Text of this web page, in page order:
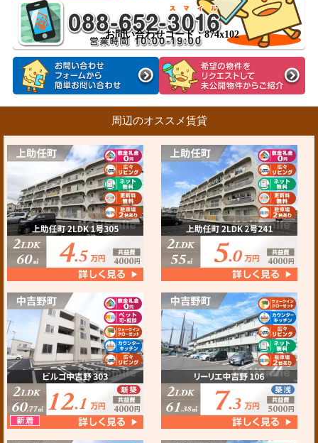
お問い合わせコード：874x102
周辺のオススメ賃貸